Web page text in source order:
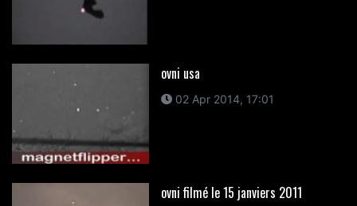
ovni usa
02 Apr 2014, 17:01
ovni filmé le 15 janviers 2011